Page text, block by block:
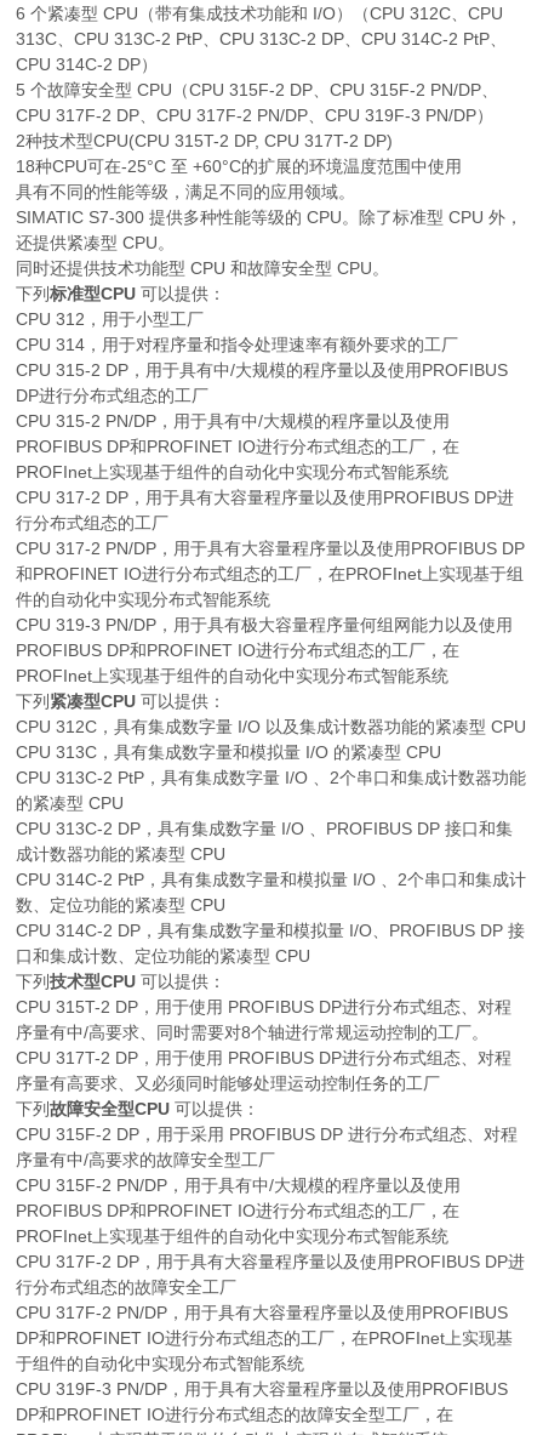
6 个紧凑型 CPU（带有集成技术功能和 I/O）（CPU 312C、CPU
313C、CPU 313C-2 PtP、CPU 313C-2 DP、CPU 314C-2 PtP、
CPU 314C-2 DP）
5 个故障安全型 CPU（CPU 315F-2 DP、CPU 315F-2 PN/DP、
CPU 317F-2 DP、CPU 317F-2 PN/DP、CPU 319F-3 PN/DP）
2种技术型CPU(CPU 315T-2 DP, CPU 317T-2 DP)
18种CPU可在-25°C 至 +60°C的扩展的环境温度范围中使用
具有不同的性能等级，满足不同的应用领域。
SIMATIC S7-300 提供多种性能等级的 CPU。除了标准型 CPU 外，
还提供紧凑型 CPU。
同时还提供技术功能型 CPU 和故障安全型 CPU。
下列标准型CPU 可以提供：
CPU 312，用于小型工厂
CPU 314，用于对程序量和指令处理速率有额外要求的工厂
CPU 315-2 DP，用于具有中/大规模的程序量以及使用PROFIBUS
DP进行分布式组态的工厂
CPU 315-2 PN/DP，用于具有中/大规模的程序量以及使用
PROFIBUS DP和PROFINET IO进行分布式组态的工厂，在
PROFInet上实现基于组件的自动化中实现分布式智能系统
CPU 317-2 DP，用于具有大容量程序量以及使用PROFIBUS DP进
行分布式组态的工厂
CPU 317-2 PN/DP，用于具有大容量程序量以及使用PROFIBUS DP
和PROFINET IO进行分布式组态的工厂，在PROFInet上实现基于组
件的自动化中实现分布式智能系统
CPU 319-3 PN/DP，用于具有极大容量程序量何组网能力以及使用
PROFIBUS DP和PROFINET IO进行分布式组态的工厂，在
PROFInet上实现基于组件的自动化中实现分布式智能系统
下列 紧凑型CPU 可以提供：
CPU 312C，具有集成数字量 I/O 以及集成计数器功能的紧凑型 CPU
CPU 313C，具有集成数字量和模拟量 I/O 的紧凑型 CPU
CPU 313C-2 PtP，具有集成数字量 I/O 、2个串口和集成计数器功能
的紧凑型 CPU
CPU 313C-2 DP，具有集成数字量 I/O 、PROFIBUS DP 接口和集
成计数器功能的紧凑型 CPU
CPU 314C-2 PtP，具有集成数字量和模拟量 I/O 、2个串口和集成计
数、定位功能的紧凑型 CPU
CPU 314C-2 DP，具有集成数字量和模拟量 I/O、PROFIBUS DP 接
口和集成计数、定位功能的紧凑型 CPU
下列技术型CPU 可以提供：
CPU 315T-2 DP，用于使用 PROFIBUS DP进行分布式组态、对程
序量有中/高要求、同时需要对8个轴进行常规运动控制的工厂。
CPU 317T-2 DP，用于使用 PROFIBUS DP进行分布式组态、对程
序量有高要求、又必须同时能够处理运动控制任务的工厂
下列故障安全型CPU 可以提供：
CPU 315F-2 DP，用于采用 PROFIBUS DP 进行分布式组态、对程
序量有中/高要求的故障安全型工厂
CPU 315F-2 PN/DP，用于具有中/大规模的程序量以及使用
PROFIBUS DP和PROFINET IO进行分布式组态的工厂，在
PROFInet上实现基于组件的自动化中实现分布式智能系统
CPU 317F-2 DP，用于具有大容量程序量以及使用PROFIBUS DP进
行分布式组态的故障安全工厂
CPU 317F-2 PN/DP，用于具有大容量程序量以及使用PROFIBUS
DP和PROFINET IO进行分布式组态的工厂，在PROFInet上实现基
于组件的自动化中实现分布式智能系统
CPU 319F-3 PN/DP，用于具有大容量程序量以及使用PROFIBUS
DP和PROFINET IO进行分布式组态的故障安全型工厂，在